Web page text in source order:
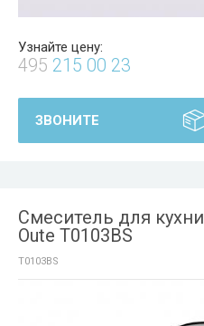
Узнайте цену:
495 215 00 23
ЗВОНИТЕ
Смеситель для кухни
Oute T0103BS
T0103BS